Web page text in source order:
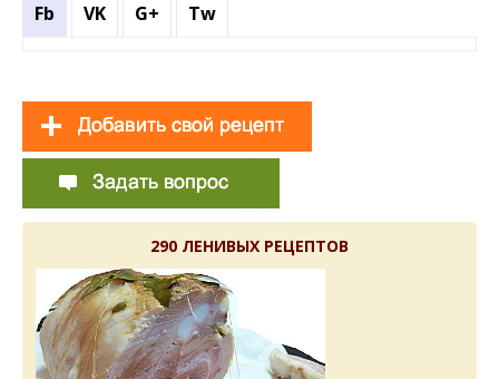
Fb VK G+ Tw
290 ЛЕНИВЫХ РЕЦЕПТОВ